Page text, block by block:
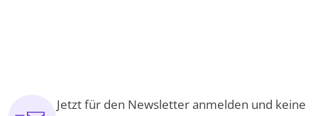
Jetzt für den Newsletter anmelden und keine